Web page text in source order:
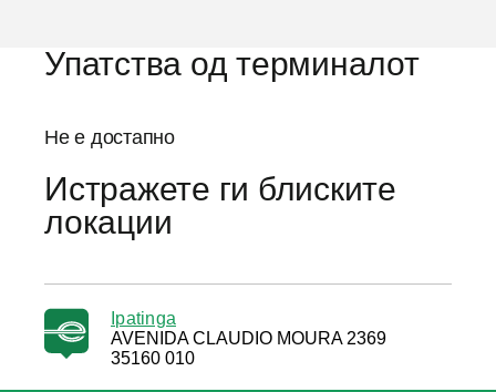
Упатства од терминалот
Не е достапно
Истражете ги блиските
локации
Ipatinga
AVENIDA CLAUDIO MOURA 2369
35160 010